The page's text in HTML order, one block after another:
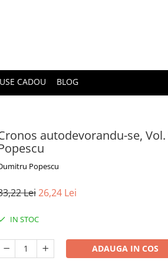
CADOU BLOG
autodevorandu-se,
Popescu
Lei26,24 Lei
IN STOC
ADAUGA IN COS